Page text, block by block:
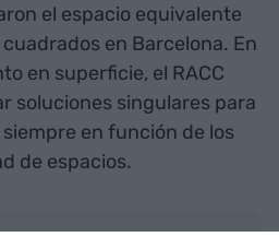
el espacio equivalente
en Barcelona. En
en superficie, el RACC
soluciones singulares para
en función de los
de espacios.